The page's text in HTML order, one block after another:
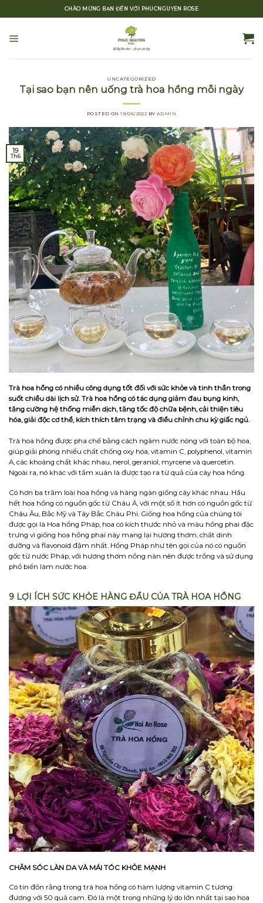
CHÀO MỪNG BẠN ĐẾN VỚI PHUCNGUYEN ROSE
UNCATEGORIZED
Tại sao bạn nên uống trà hoa hồng mỗi ngày
POSTED ON19/06/2022 BY ADMIN
19
Th6
Trà hoa hồng có nhiều công dụng tốt đối với sức khỏe và tinh thần trong
suốt chiều dài lịch sử. Trà hoa hồng có tác dụng giảm đau bụng kinh,
tăng cường hệ thống miễn dịch, tăng tốc độ chữa bệnh, cải thiện tiêu
hóa, giải độc cơ thể, kích thích tâm trạng và điều chỉnh chu kỳ giấc ngủ.
Trà hoa hồng được pha chế bằng cách ngâm nước nóng với toàn bộ hoa,
giúp giải phóng nhiều chất chống oxy hóa, vitamin C, polyphenol, vitamin
A, các khoáng chất khác nhau, nerol, geraniol, myrcene và quercetin.
Ngoài ra, nó khác với tầm xuân là được tạo ra từ quả của cây hoa hồng.
Có hơn ba trăm loài hoa hồng và hàng ngàn giống cây khác nhau. Hầu
hết hoa hồng có nguồn gốc từ Châu Á, với một số ít hơn có nguồn gốc từ
Châu Âu, Bắc Mỹ và Tây Bắc Châu Phi. Giống hoa hồng của chúng tôi
được gọi là Hoa hồng Pháp, hoa có kích thước nhỏ và màu hồng phai đặc
trưng vì giống hoa hồng phai này mang lại hương thơm, chất dinh
dưỡng và flavonoid đậm nhất. Hồng Pháp như tên gọi của nó có nguồn
gốc từ nước Pháp, với hương thơm nồng nàn nên được trồng và sử dụng
phổ biến làm nước hoa.
9 LỢI ÍCH SỨC KHỎE HÀNG ĐẦU CỦA TRÀ HOA HỒNG
CHĂM SÓC LÀN DA VÀ MÁI TÓC KHỎE MẠNH
Có tin đồn rằng trong trà hoa hồng có hàm lượng vitamin C tương
đương với 50 quả cam. Đó là một trong những lý do lớn nhất tại sao hoa